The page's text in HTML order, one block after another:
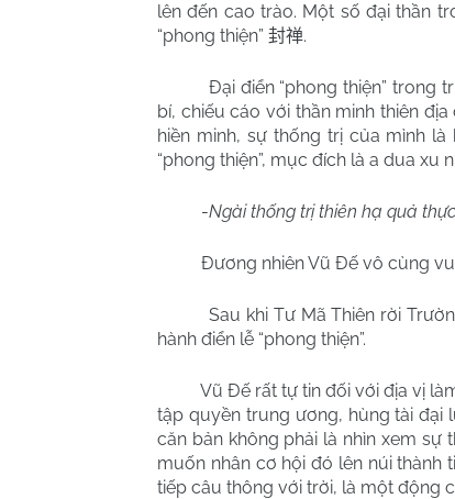
lên đến cao trào. Một số đại thần
“phong thiện” 封禅.
Đại điển “phong thiện” trong
bí, chiếu cáo với thần minh thiên
hiền minh, sự thống trị của mình
“phong thiện”, mục đích là a dua xu
-Ngài thống trị thiên hạ quả
Đương nhiên Vũ Đế vô cùng
Sau khi Tư Mã Thiên rời
hành điển lễ “phong thiện”.
Vũ Đế rất tự tin đối với địa vị
tập quyền trung ương, hùng tài đại
căn bản không phải là nhìn xem sự
muốn nhân cơ hội đó lên núi thành
tiếp câu thông với trời, là một động